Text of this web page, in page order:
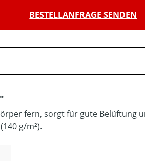
BESTELLANFRAGE SENDEN
fern, sorgt für gute Belüftung
g/m²).